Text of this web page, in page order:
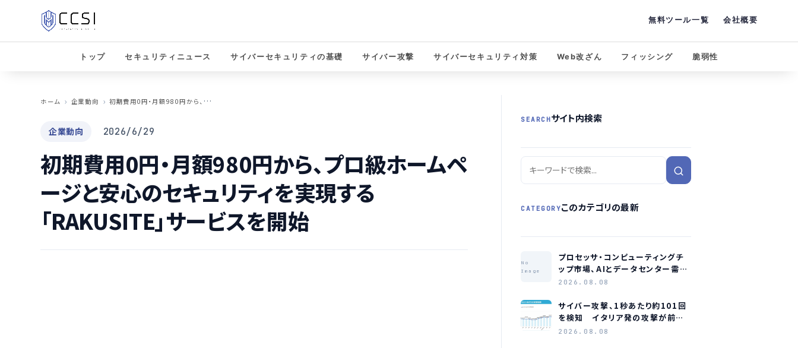
無料ツール一覧 会社概要
トップ セキュリティニュース サイバーセキュリティの基礎 サイバー攻撃 サイバーセキュリティ対策 Web改ざん フィッシング 脆弱性
ホーム
企業動向 初
期費用0円・月額980円から、プロ級ホームページと安心のセキュリティを実現する「RAKUSITE」サービスを開始
企業動向 2026/6/29
初期費用0円・月額980円から、プロ級ホームペ
ージと安心のセキュリティを実現する
「RAKUSITE」サービスを開始
SEARCHサイト内検索
CATEGORYこのカテゴリの最新
No
Image
プロセッサ・コンピューティングチ
ップ市場、AIとデータセンター需要
に牽引され2035年に約1.1兆ドル
2026.08.08
サイバー攻撃、1秒あたり約101回
を検知 イタリア発の攻撃が前年
同期比約75倍に急増
2026.08.08